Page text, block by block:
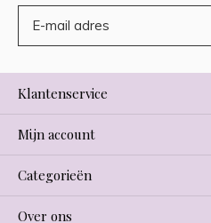
Klantenservice
Mijn account
Categorieën
Over ons